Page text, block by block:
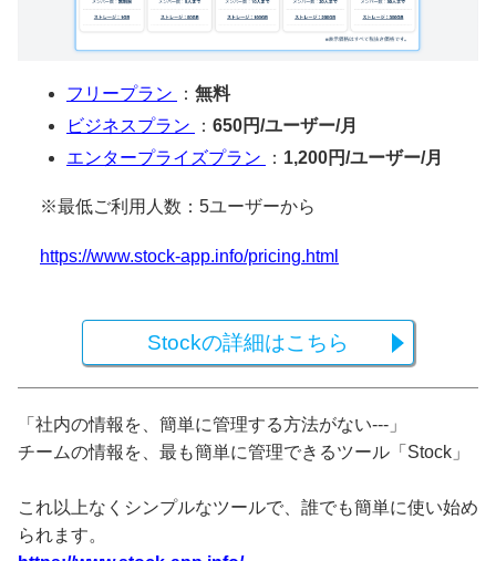
フリープラン ： 無料
ビジネスプラン
： 650円/ユーザー/月
エンタープライズプラン
： 1,200円/ユーザー/月
※最低ご利用人数：5ユーザーから
https://www.stock-app.info/pricing.html
Stockの詳細はこちら
「社内の情報を、簡単に管理する方法がない---」
チームの情報を、最も簡単に管理できるツール「Stock」
これ以上なくシンプルなツールで、誰でも簡単に使い始め
られます。